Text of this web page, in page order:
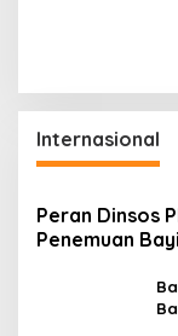
Internasional
Peran Dinsos
Penemuan